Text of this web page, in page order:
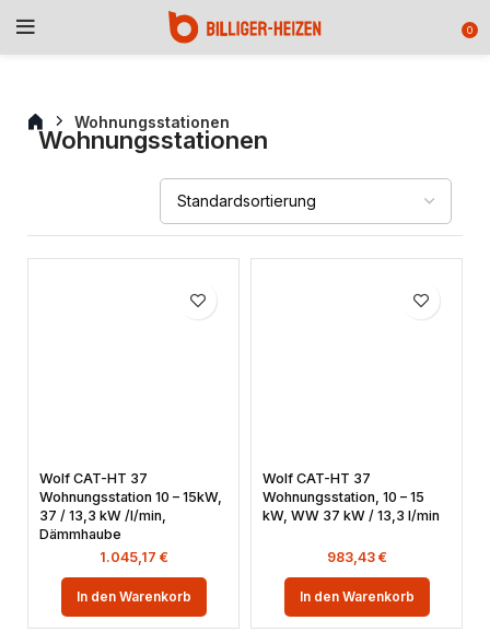
0
Wohnungsstationen
Wohnungsstationen
Wolf CAT-HT 37
Wohnungsstation 10 – 15kW,
37 / 13,3 kW /l/min,
Dämmhaube
1.045,17 €
In den Warenkorb
Wolf CAT-HT 37
Wohnungsstation, 10 – 15
kW, WW 37 kW / 13,3 l/min
983,43 €
In den Warenkorb